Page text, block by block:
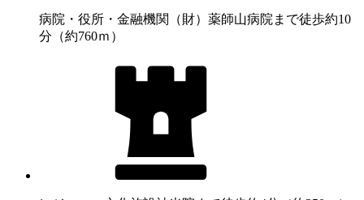
病院・役所・金融機関
（財）薬師山病院まで徒歩約10
分（約760ｍ）